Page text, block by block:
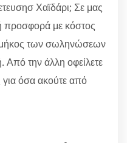
Χαϊδάρι; Σε μας
προσφορά με κόστος
των σωληνώσεων
Από την άλλη οφείλετε
για όσα ακούτε από